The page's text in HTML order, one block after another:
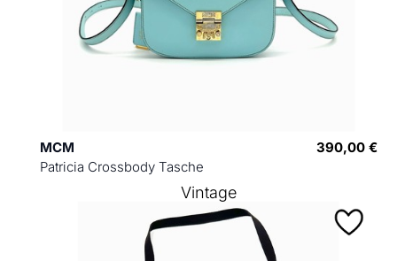
MCM
Patricia Crossbody Tasche
390,00 €
Vintage